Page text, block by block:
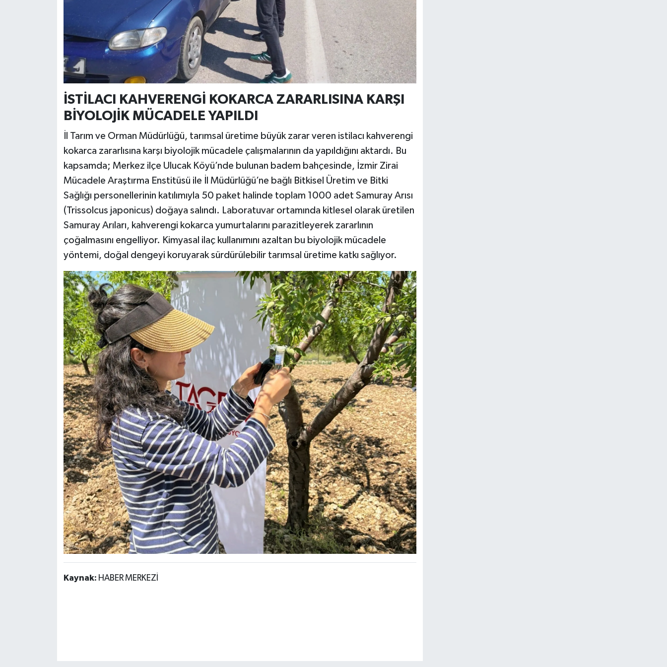
İSTİLACI KAHVERENGİ KOKARCA ZARARLISINA KARŞI
BİYOLOJİK MÜCADELE YAPILDI
İl Tarım ve Orman Müdürlüğü, tarımsal üretime büyük zarar veren istilacı kahverengi
kokarca zararlısına karşı biyolojik mücadele çalışmalarının da yapıldığını aktardı. Bu
kapsamda; Merkez ilçe Ulucak Köyü’nde bulunan badem bahçesinde, İzmir Zirai
Mücadele Araştırma Enstitüsü ile İl Müdürlüğü’ne bağlı Bitkisel Üretim ve Bitki
Sağlığı personellerinin katılımıyla 50 paket halinde toplam 1000 adet Samuray Arısı
(Trissolcus japonicus) doğaya salındı. Laboratuvar ortamında kitlesel olarak üretilen
Samuray Arıları, kahverengi kokarca yumurtalarını parazitleyerek zararlının
çoğalmasını engelliyor. Kimyasal ilaç kullanımını azaltan bu biyolojik mücadele
yöntemi, doğal dengeyi koruyarak sürdürülebilir tarımsal üretime katkı sağlıyor.
Kaynak: HABER MERKEZİ